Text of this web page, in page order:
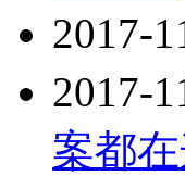
2017-
2017-
案都在